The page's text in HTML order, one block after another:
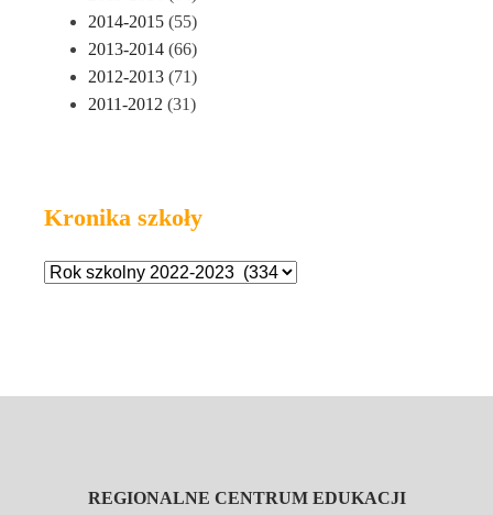
2014-2015 (55)
2013-2014 (66)
2012-2013 (71)
2011-2012 (31)
Kronika szkoły
REGIONALNE CENTRUM EDUKACJI